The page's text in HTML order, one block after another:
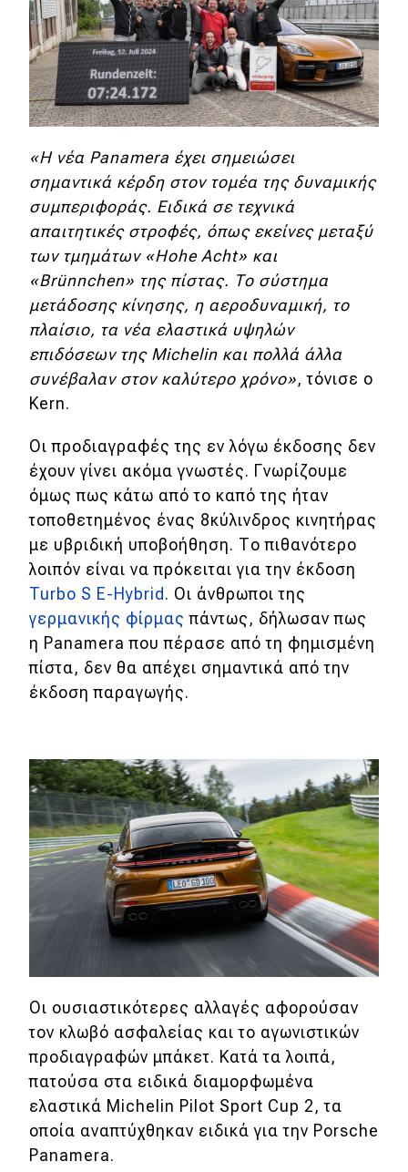
Νέα
Τεχνολογία
Mobility
Classic
Νέα
Παρουσιάσεις
DRIVE Away
MOTO
Μεταχειρισμένο
Οδηγός αγοράς
Συμβουλές
Χρηστικά
Συμβουλές
ΚΤΕΟ
Οδική βοήθεια
eDRIVE
DRIVE USED
«Η νέα Panamera έχει σημειώσει
σημαντικά κέρδη στον τομέα της δυναμικής
συμπεριφοράς. Ειδικά σε τεχνικά
απαιτητικές στροφές, όπως εκείνες μεταξύ
των τμημάτων «Hohe Acht» και
«Brünnchen» της πίστας. Το σύστημα
μετάδοσης κίνησης, η αεροδυναμική, το
πλαίσιο, τα νέα ελαστικά υψηλών
επιδόσεων της Michelin και πολλά άλλα
συνέβαλαν στον καλύτερο χρόνο», τόνισε ο
Kern.
Οι προδιαγραφές της εν λόγω έκδοσης δεν
έχουν γίνει ακόμα γνωστές. Γνωρίζουμε
όμως πως κάτω από το καπό της ήταν
τοποθετημένος ένας 8κύλινδρος κινητήρας
με υβριδική υποβοήθηση. Το πιθανότερο
λοιπόν είναι να πρόκειται για την έκδοση
Turbo S E-Hybrid. Οι άνθρωποι της
γερμανικής φίρμας πάντως, δήλωσαν πως
η Panamera που πέρασε από τη φημισμένη
πίστα, δεν θα απέχει σημαντικά από την
έκδοση παραγωγής.
Οι ουσιαστικότερες αλλαγές αφορούσαν
τον κλωβό ασφαλείας και το αγωνιστικών
προδιαγραφών μπάκετ. Κατά τα λοιπά,
πατούσα στα ειδικά διαμορφωμένα
ελαστικά Michelin Pilot Sport Cup 2, τα
οποία αναπτύχθηκαν ειδικά για την Porsche
Panamera.